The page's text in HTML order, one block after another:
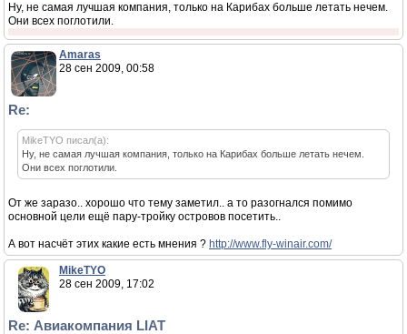
Ну, не самая лучшая компания, только на Карибах больше летать нечем.
Они всех поглотили.
Amaras
28 сен 2009, 00:58
Re:
MikeTYO писал(а):
Ну, не самая лучшая компания, только на Карибах больше летать нечем.
Они всех поглотили.
От же заразо.. хорошо что тему заметил.. а то разогнался помимо
основной цели ещё пару-тройку островов посетить..
А вот насчёт этих какие есть мнения ? http://www.fly-winair.com/
MikeTYO
28 сен 2009, 17:02
Re: Авиакомпания LIAT